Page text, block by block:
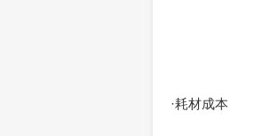
·耗材成本